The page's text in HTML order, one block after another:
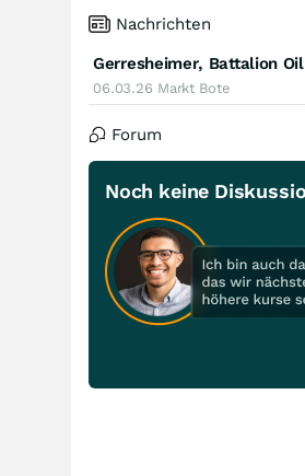
Nachrichten
Gerresheimer, Battalion
06.03.26 Markt Bote
Forum
Noch keine